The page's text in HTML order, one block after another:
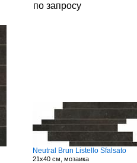
по запросу
Neutral Brun Listello Sfalsato
21x40 см, мозаика